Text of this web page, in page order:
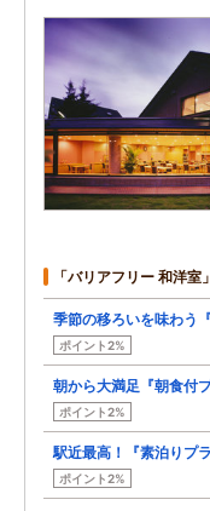
「バリアフリー 和洋
季節の移ろいを味わう
ポイント2%
朝から大満足『朝食付
ポイント2%
駅近最高！『素泊りプラ
ポイント2%